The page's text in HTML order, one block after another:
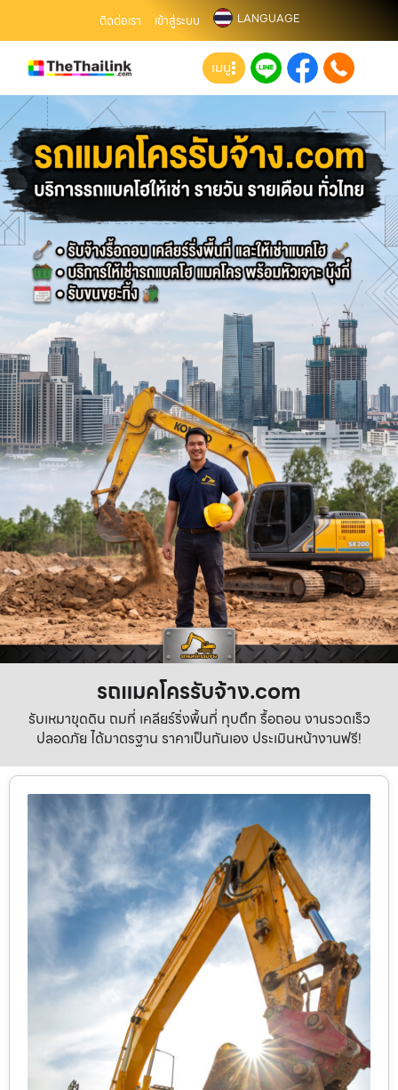
ติดต่อเรา เข้าสู่ระบบ LANGUAGE
เมนู
รถแมคโครรับจ้าง.com
รับเหมาขุดดิน ถมที่ เคลียร์ริ่งพื้นที่ ทุบตึก รื้อถอน งานรวดเร็ว
ปลอดภัย ได้มาตรฐาน ราคาเป็นกันเอง ประเมินหน้างานฟรี!